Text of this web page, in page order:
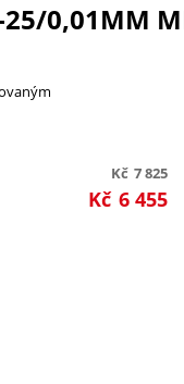
25/0,01MM
7 825
Kč
6 455
Kč